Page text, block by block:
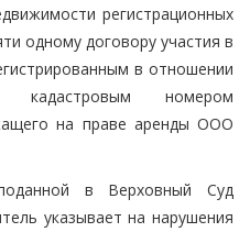
регистрационных
одному договору участия в
в отношении
кадастровым номером
на праве аренды ООО
в Верховный Суд
указывает на нарушения